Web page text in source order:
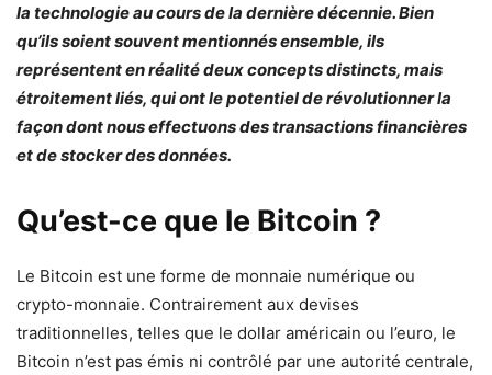
la technologie au cours de la dernière décennie. Bien
qu’ils soient souvent mentionnés ensemble, ils
représentent en réalité deux concepts distincts, mais
étroitement liés, qui ont le potentiel de révolutionner la
façon dont nous effectuons des transactions financières
et de stocker des données.
Qu’est-ce que le Bitcoin ?
Le Bitcoin est une forme de monnaie numérique ou
crypto-monnaie. Contrairement aux devises
traditionnelles, telles que le dollar américain ou l’euro, le
Bitcoin n’est pas émis ni contrôlé par une autorité centrale,